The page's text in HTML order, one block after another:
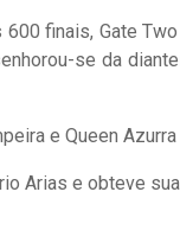
finais, Gate
se da
e Queen
Arias e obteve